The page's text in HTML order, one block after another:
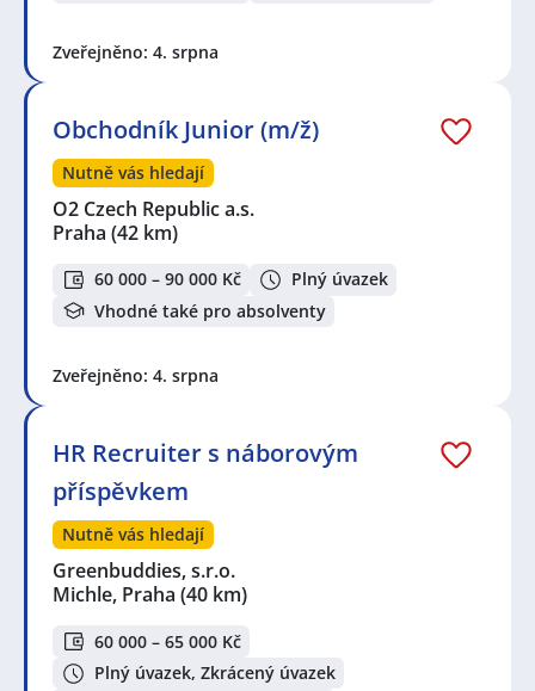
Zveřejněno: 4. srpna
Obchodník Junior (m/ž)
Nutně vás hledají
O2 Czech Republic a.s.
Praha (42 km)
60 000 – 90 000 Kč
Plný úvazek
Vhodné také pro absolventy
Zveřejněno: 4. srpna
HR Recruiter s náborovým
příspěvkem
Nutně vás hledají
Greenbuddies, s.r.o.
Michle, Praha (40 km)
60 000 – 65 000 Kč
Plný úvazek, Zkrácený úvazek